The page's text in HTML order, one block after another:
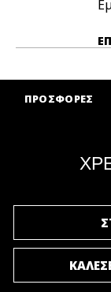
ARE YOU A
ΠΡΟΣΦΟΡΕΣ